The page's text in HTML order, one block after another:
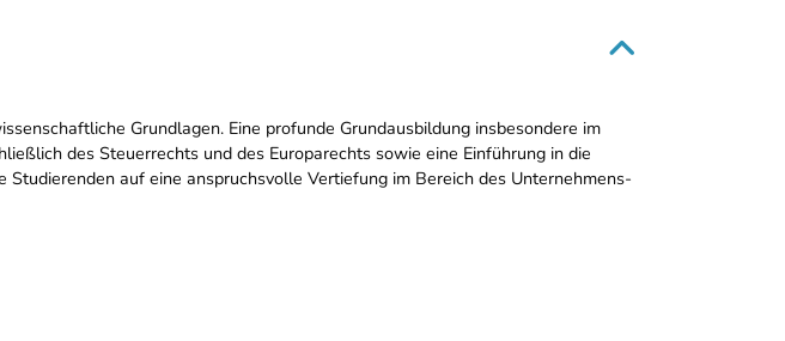
Grundlagen. Eine profunde Grundausbildung insbesondere im
des Steuerrechts und des Europarechts sowie eine Einführung in die
auf eine anspruchsvolle Vertiefung im Bereich des Unternehmens-